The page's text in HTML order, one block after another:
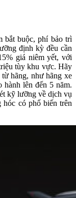
bắt buộc, phí bảo trì
định kỳ đều cần
giá niêm yết, với
tùy khu vực. Hãy
hãng, như hãng xe
lên đến 5 năm.
kỹ lưỡng về dịch vụ
hóc có phổ biến trên